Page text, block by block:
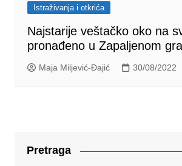
Istraživanja i otkrića
Najstarije veštačko oko na
pronađeno u Zapaljenom
Maja Miljević-Đajić 30/08/2022
Pretraga